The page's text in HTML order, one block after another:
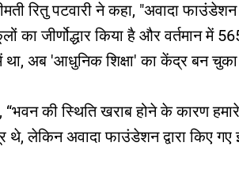
रितु पटवारी ने कहा, "अवादा
जीर्णोद्धार किया है और वर्तमान में
था, अब 'आधुनिक शिक्षा' का केंद्र बन
“भवन की स्थिति खराब होने के कारण
लेकिन अवादा फाउंडेशन द्वारा किए